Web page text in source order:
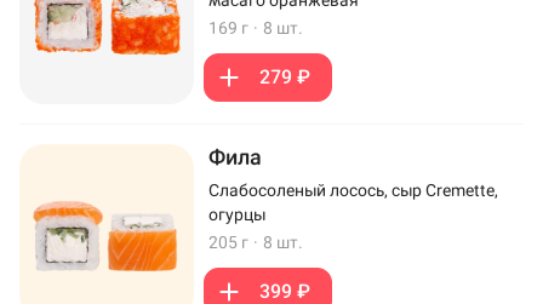
169 г · 8 шт.
279 ₽
Фила
Слабосоленый лосось, сыр Cremette,
огурцы
205 г · 8 шт.
399 ₽